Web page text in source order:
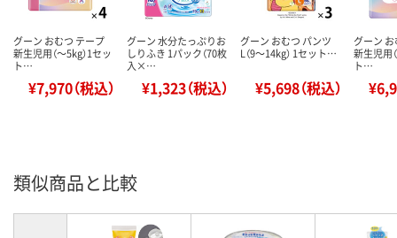
グーン おむつ テープ
新生児用（～5kg）1セッ
ト…
¥7,970（税込）
グーン 水分たっぷりお
しりふき 1パック（70枚
入×…
¥1,323（税込）
グーン おむつ パンツ
L（9～14kg） 1セット…
¥5,698（税込）
グーン
新生児用
ト…
類似商品と比較